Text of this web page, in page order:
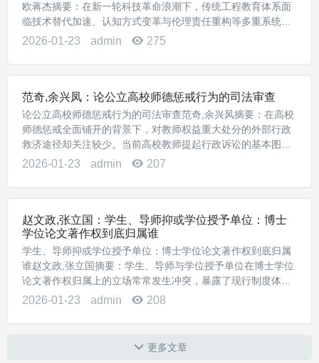
欧蒋杰摘要：在新一轮科技革命浪潮下，传统工程教育体系面
临技术替代加速、认知方式变革与伦理责任重构等多重系统性
挑战。“回归工程”与“和谐共生”理念正体现出一种本土化的哲学
2026-01-23 admin 275
范奇,余兴凤：论公立高校师德惩戒行为的司法审查
论公立高校师德惩戒行为的司法审查范奇,余兴凤摘要：在高校
师德惩戒全面铺开的背景下，对教师权益重大处分的外部行政
救济途径却关注较少。当前高校教师提起行政诉讼的基本图景
并不乐观，理论界对提起行政诉讼虽一直较为支持，但国家政
2026-01-23 admin 207
赵文政,张立国：学生、导师抑或学位授予单位：博士
学位论文著作权到底归属谁
学生、导师抑或学位授予单位：博士学位论文著作权到底归属
谁赵文政,张立国摘要：学生、导师与学位授予单位在博士学位
论文著作权归属上的立场常常发生冲突，暴露了现行制度体系
对博士学位论文著作权保护的缺陷。尽管《著作权法》《学位
2026-01-23 admin 208
更多文章